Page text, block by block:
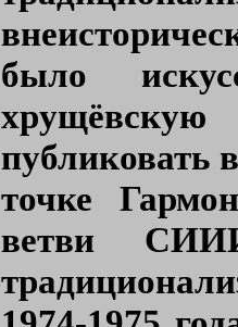
было
публиковать
точке
ветви